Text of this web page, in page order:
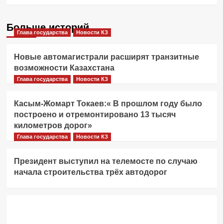
Больше историй
Глава государства Новости КЗ
Новые автомагистрали расширят транзитные
возможности Казахстана
Глава государства Новости КЗ
Касым-Жомарт Токаев:« В прошлом году было
построено и отремонтировано 13 тысяч
километров дорог»
Глава государства Новости КЗ
Президент выступил на телемосте по случаю
начала строительства трёх автодорог